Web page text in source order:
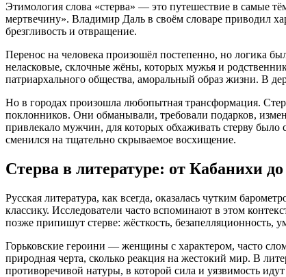
Этимология слова «стерва» — это путешествие в самые
мертвечину». Владимир Даль в своём словаре приводил
брезгливость и отвращение.
Перенос на человека произошёл постепенно, но логика
неласковые, склочные жёны, которых мужья и
патриархального общества, аморальный образ жизни. В
Но в городах произошла любопытная трансформация.
поклонников. Они обманывали, требовали подарков,
привлекало мужчин, для которых обхаживать стерву было
сменился на тщательно скрываемое восхищение.
Стерва в литературе: от Кабанихи
Русская литература, как всегда, оказалась чутким
классику. Исследователи часто вспоминают в этом
позже припишут стерве: жёсткость, безапелляционность,
Горьковские героини — женщины с характером, часто
природная черта, сколько реакция на жестокий мир. В
противоречивой натуры, в которой сила и уязвимость идут